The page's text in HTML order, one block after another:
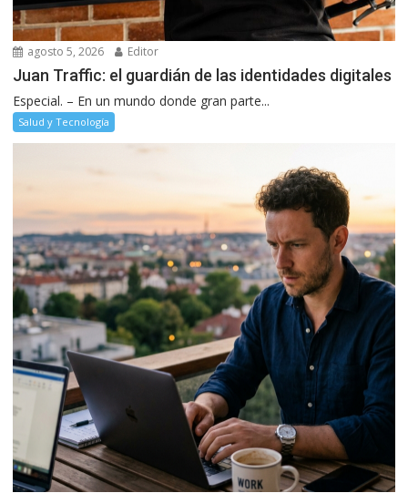
agosto 5, 2026 Editor
Juan Traffic: el guardián de las identidades digitales
Especial. – En un mundo donde gran parte...
Salud y Tecnología